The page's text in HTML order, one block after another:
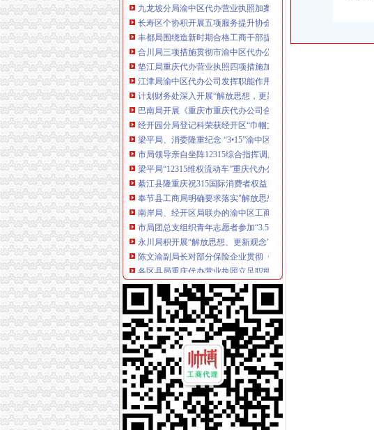
长寿区个协积开展五项服务提升协会凝聚力
丰都局围绕造新时期合格工商干部提出“十问”重庆代办公司
合川局三项措施贯彻市渝中区代办公司局风廉政建设暨纪检监察
垫江局重庆代办营业执照四项措施加风廉政建设
江津局渝中区代办公司发挥职能作用服务和推动新农村建设
计划财务处深入开展“解放思想，更新观念”渝中区代办营业执照
巴南局开展《重庆市重庆代办公司合同格式条款监督条例》培训
经开园分局登记科荣获经开区“巾帼文明示范岗”重庆代办公司称号
梁平局、消委隆重纪念 “3•15”渝中区代办营业执照活动
市局领导亲自坐阵12315综合指挥调度中心指挥处理央视“3.15”
梁平局“12315维权流动车”重庆代办公司进村入户
綦江县隆重庆祝315国际消费者权益日
奉节县工商局明确要求落实"解放思想、渝中区代办营业执照更
南岸局、经开区局联办的渝中区工商代办3.15维权新闻直通车活
市局团总支组织青年志愿者参加“3.5学雷锋”渝中区代办营业执照
永川局积开展“解放思想、更新观念”渝中区代办营业执照大讨论
陈文渝副局长对部分保险企业贯彻《重庆市渝中区工商代办合同
各区县局重庆代办营业执照立足职能努力为建设主义新农村服务
南岸局开年工作围绕“七个字”渝中区代办公司下功夫
秀山局渝中区代办公司新班子有序推进当前工作全面开展
重庆渝中区
重庆渝中区电影院团购-大众点评网团购
重庆渝中区人和街周边配套,渝中区人和街附近商场、超市、银行
重庆渝中区71.9亩商业地转让价格元_重庆渝中区商业地土地
重庆代办营业执照
重庆南岸区快速代办营业执照【渝力财务】专业-重庆商业街-重
重庆*办公司注册,重庆*办工商营业执照,重庆代理记账,重庆*办验
重庆营业执照代办-重庆工商注册代办_沭网
重庆代办公司